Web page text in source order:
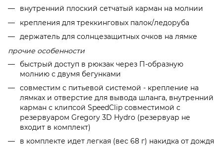
внутренний плоский сетчатый карман на молнии
крепления для треккинговых палок/ледоруба
держатель для солнцезащитных очков на лямке
прочие особенности
быстрый доступ в рюкзак через П-образную
молнию с двумя бегунками
совместим с питьевой системой - крепление на
лямках и отверстие для вывода шланга, внутренний
карман с клипсой SpeedClip совместимой с
резервуаром Gregory 3D Hydro (резервуар не
входит в комплект)
в комплекте идет легкая (вес 68 г) накидка от дождя